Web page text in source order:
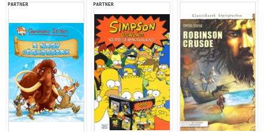
PARTNER PARTNER